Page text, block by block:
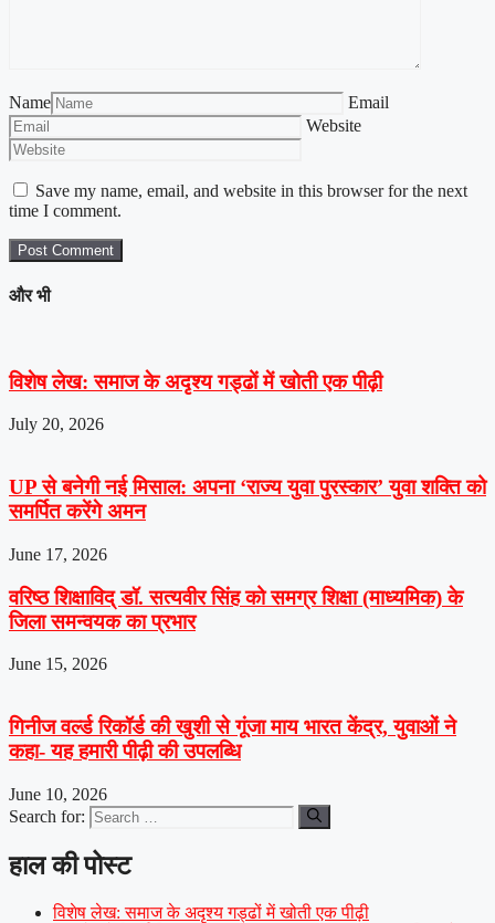
Name
Email
Website
Save my name, email, and website in this browser for the next
time I comment.
और भी
विशेष लेख: समाज के अदृश्य गड्ढों में खोती एक पीढ़ी
July 20, 2026
UP से बनेगी नई मिसाल: अपना ‘राज्य युवा पुरस्कार’ युवा शक्ति को
समर्पित करेंगे अमन
June 17, 2026
वरिष्ठ शिक्षाविद् डॉ. सत्यवीर सिंह को समग्र शिक्षा (माध्यमिक) के
जिला समन्वयक का प्रभार
June 15, 2026
गिनीज वर्ल्ड रिकॉर्ड की खुशी से गूंजा माय भारत केंद्र, युवाओं ने
कहा- यह हमारी पीढ़ी की उपलब्धि
June 10, 2026
Search for:
हाल की पोस्ट
विशेष लेख: समाज के अदृश्य गड्ढों में खोती एक पीढ़ी